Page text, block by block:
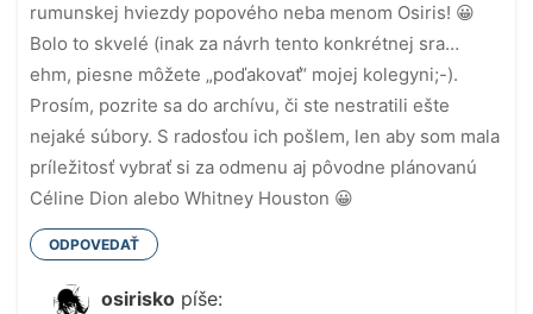
rumunskej hviezdy popového neba menom Osiris! 😀
Bolo to skvelé (inak za návrh tento konkrétnej sra…
ehm, piesne môžete „poďakovať“ mojej kolegyni;-).
Prosím, pozrite sa do archívu, či ste nestratili ešte
nejaké súbory. S radosťou ich pošlem, len aby som mala
príležitosť vybrať si za odmenu aj pôvodne plánovanú
Céline Dion alebo Whitney Houston 😀
ODPOVEDAŤ
osirisko píše: